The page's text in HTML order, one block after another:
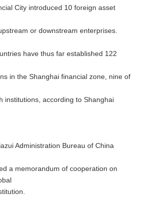
City introduced 10 foreign asset
or downstream enterprises.
have thus far established 122
in the Shanghai financial zone, nine of
institutions, according to Shanghai
Administration Bureau of China
a memorandum of cooperation on